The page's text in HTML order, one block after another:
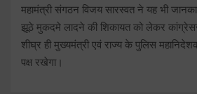
महामंत्री संगठन विजय सारस्वत ने यह भी
झूठे मुकदमे लादने की शिकायत को लेकर
शीघ्र ही मुख्यमंत्री एवं राज्य के पुलिस
पक्ष रखेगा।